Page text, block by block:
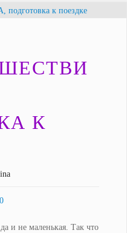
К
0
и не маленькая. Так что